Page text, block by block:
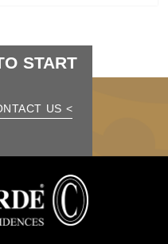
START
> CONTACT US